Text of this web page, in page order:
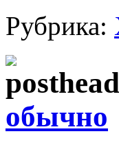
Рубрика:
обычно